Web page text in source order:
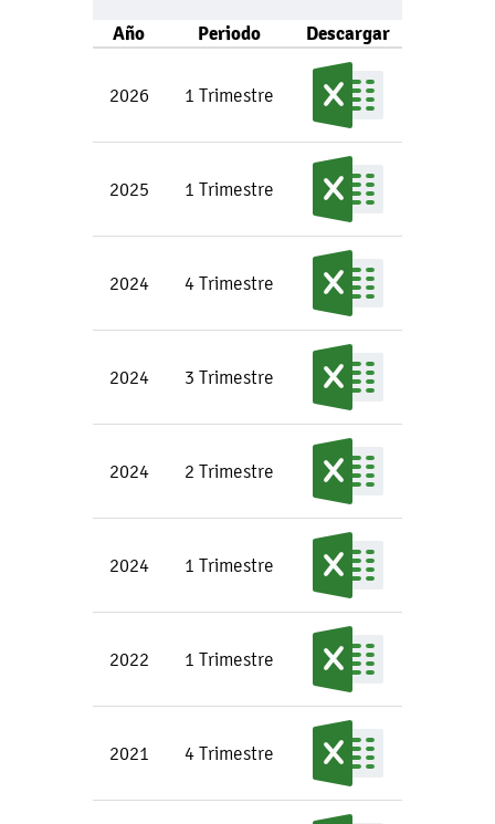
Año Periodo Descargar
2026 1 Trimestre
2025 1 Trimestre
2024 4 Trimestre
2024 3 Trimestre
2024 2 Trimestre
2024 1 Trimestre
2022 1 Trimestre
2021 4 Trimestre